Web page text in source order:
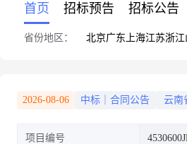
首页 招标预告 招标公告
省份地区： 北京广东 上海江苏浙江
2026-08-06 中标｜合同公告 云南
项目编号